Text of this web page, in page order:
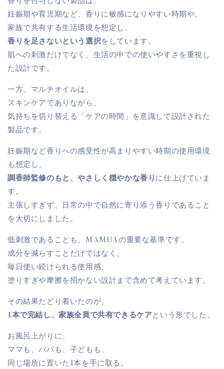
妊娠期や育児期など、香りに敏感になりやすい時期や、
家族で共有する生活環境を想定し、
香りを足さないという選択をしています。
肌への刺激だけでなく、生活の中での使いやすさを重視し
た設計です。
一方、マルチオイルは、
スキンケアでありながら、
気持ちを切り替える「ケアの時間」を意識して設計された
製品です。
妊娠期など香りへの感受性が高まりやすい時期の使用環境
も想定し、
調香師監修のもと、やさしく穏やかな香りに仕上げていま
す。
主張しすぎず、日常の中で自然に寄り添う香りであること
を大切にしました。
低刺激であることも、MAMUAの重要な基準です。
成分を減らすことだけではなく、
毎日使い続けられる使用感、
塗りすぎや摩擦を招かない設計まで含めて考えています。
その結果たどり着いたのが、
1本で完結し、家族全員で共有できるケアという形でした。
お風呂上がりに、
ママも、パパも、子どもも、
同じ場所に置いた1本を手に取る。